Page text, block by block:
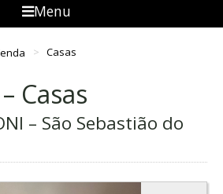
Menu
Casas
Casas
– São Sebastião do